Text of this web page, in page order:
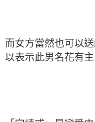
而女方當然也可以
以表示此男名花有